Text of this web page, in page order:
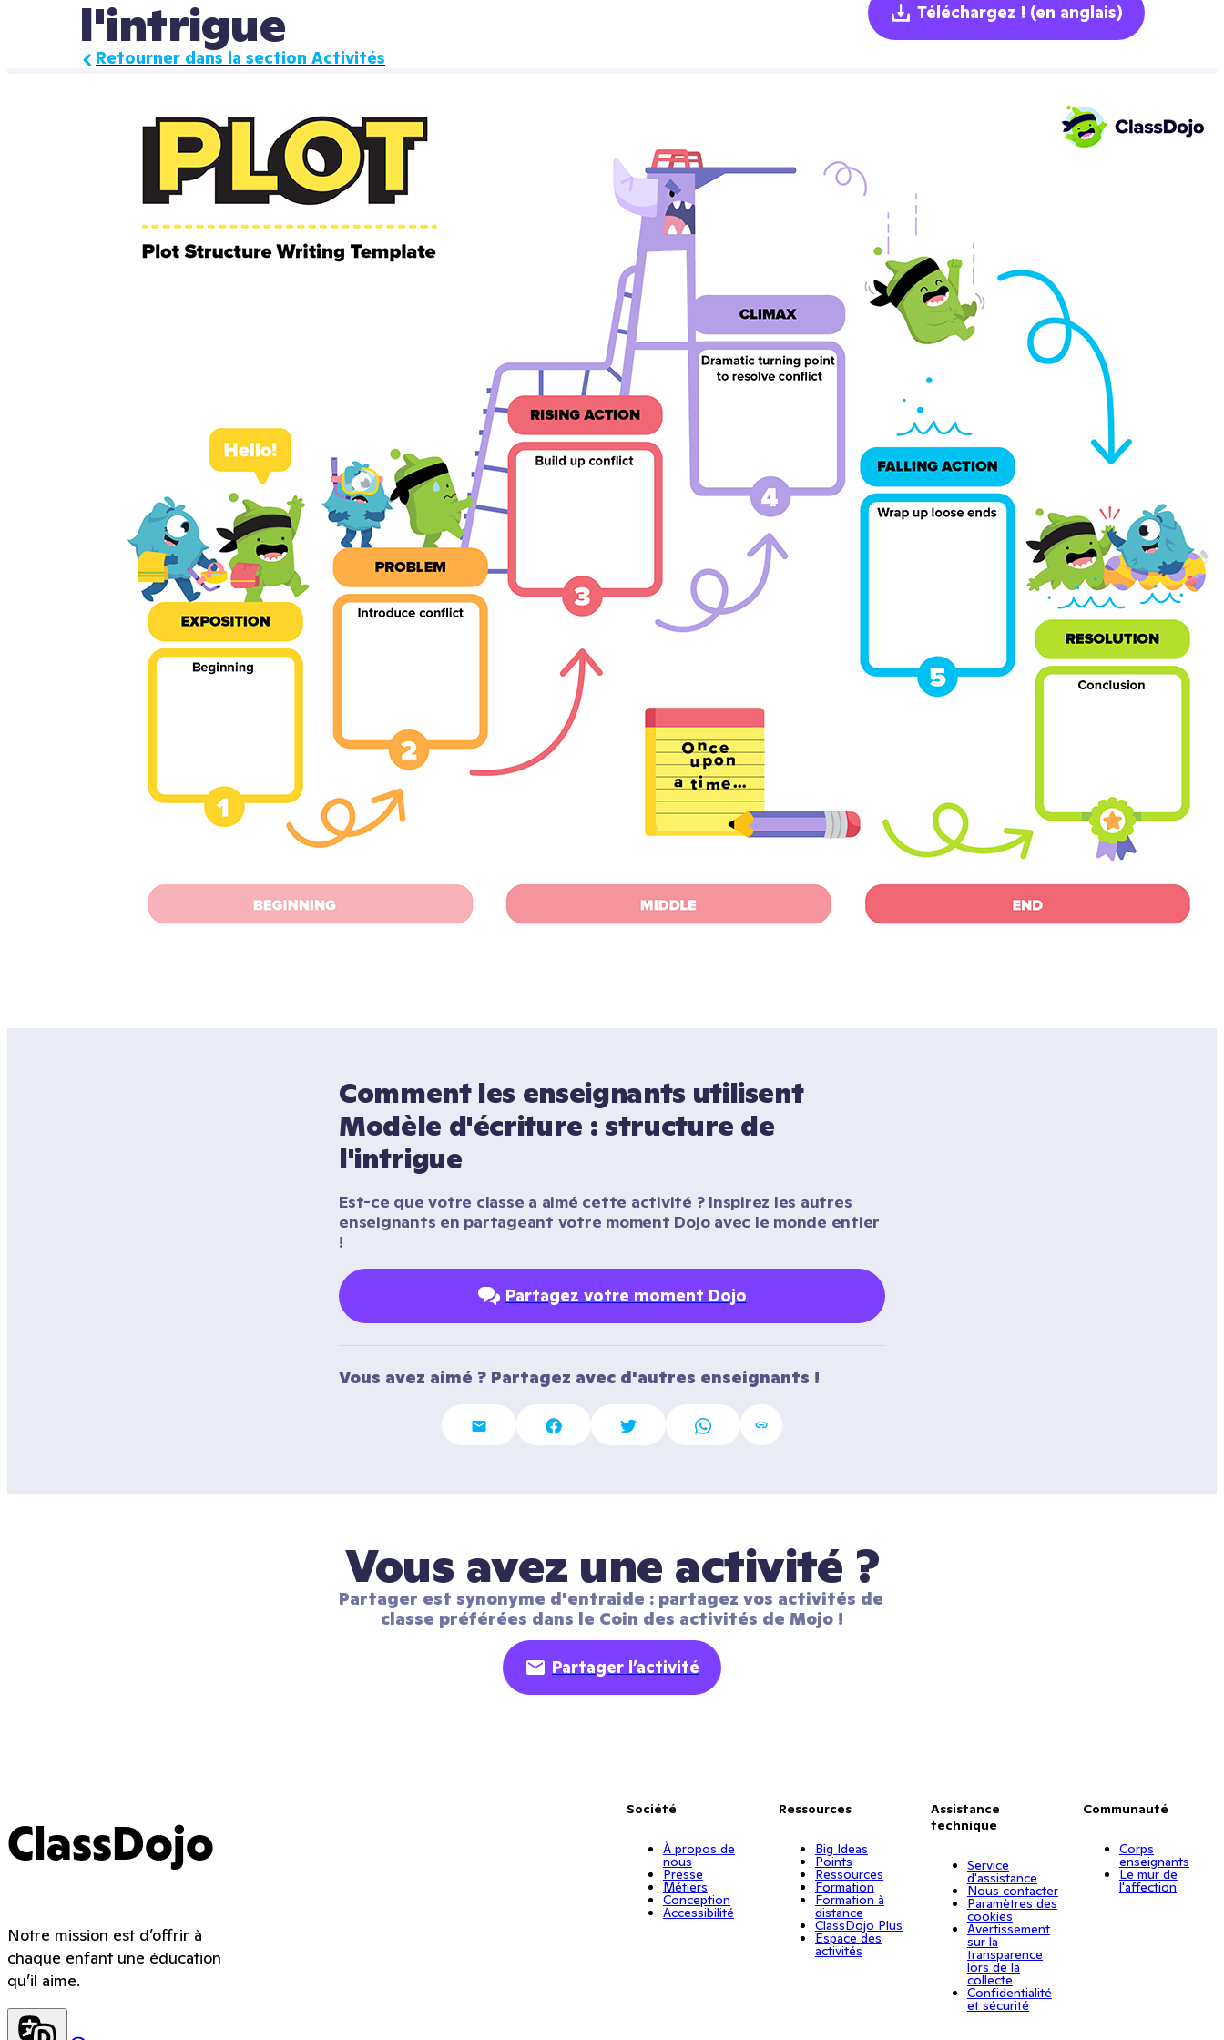
l'intrigue
Retourner dans la section Activités
Téléchargez ! (en anglais)
Comment les enseignants utilisent
Modèle d'écriture : structure de
l'intrigue
Est-ce que votre classe a aimé cette activité ? Inspirez les autres
enseignants en partageant votre moment Dojo avec le monde entier
!
Partagez votre moment Dojo
Vous avez aimé ? Partagez avec d'autres enseignants !
Vous avez une activité ?
Partager est synonyme d'entraide : partagez vos activités de
classe préférées dans le Coin des activités de Mojo !
Partager l’activité
ClassDojo
Notre mission est d’offrir à
chaque enfant une éducation
qu’il aime.
Société
À propos de
nous
Presse
Métiers
Conception
Accessibilité
Ressources
Big Ideas
Points
Ressources
Formation
Formation à
distance
ClassDojo Plus
Espace des
activités
Assistance
technique
Service
d'assistance
Nous contacter
Paramètres des
cookies
Avertissement
sur la
transparence
lors de la
collecte
Confidentialité
et sécurité
Communauté
Corps
enseignants
Le mur de
l'affection